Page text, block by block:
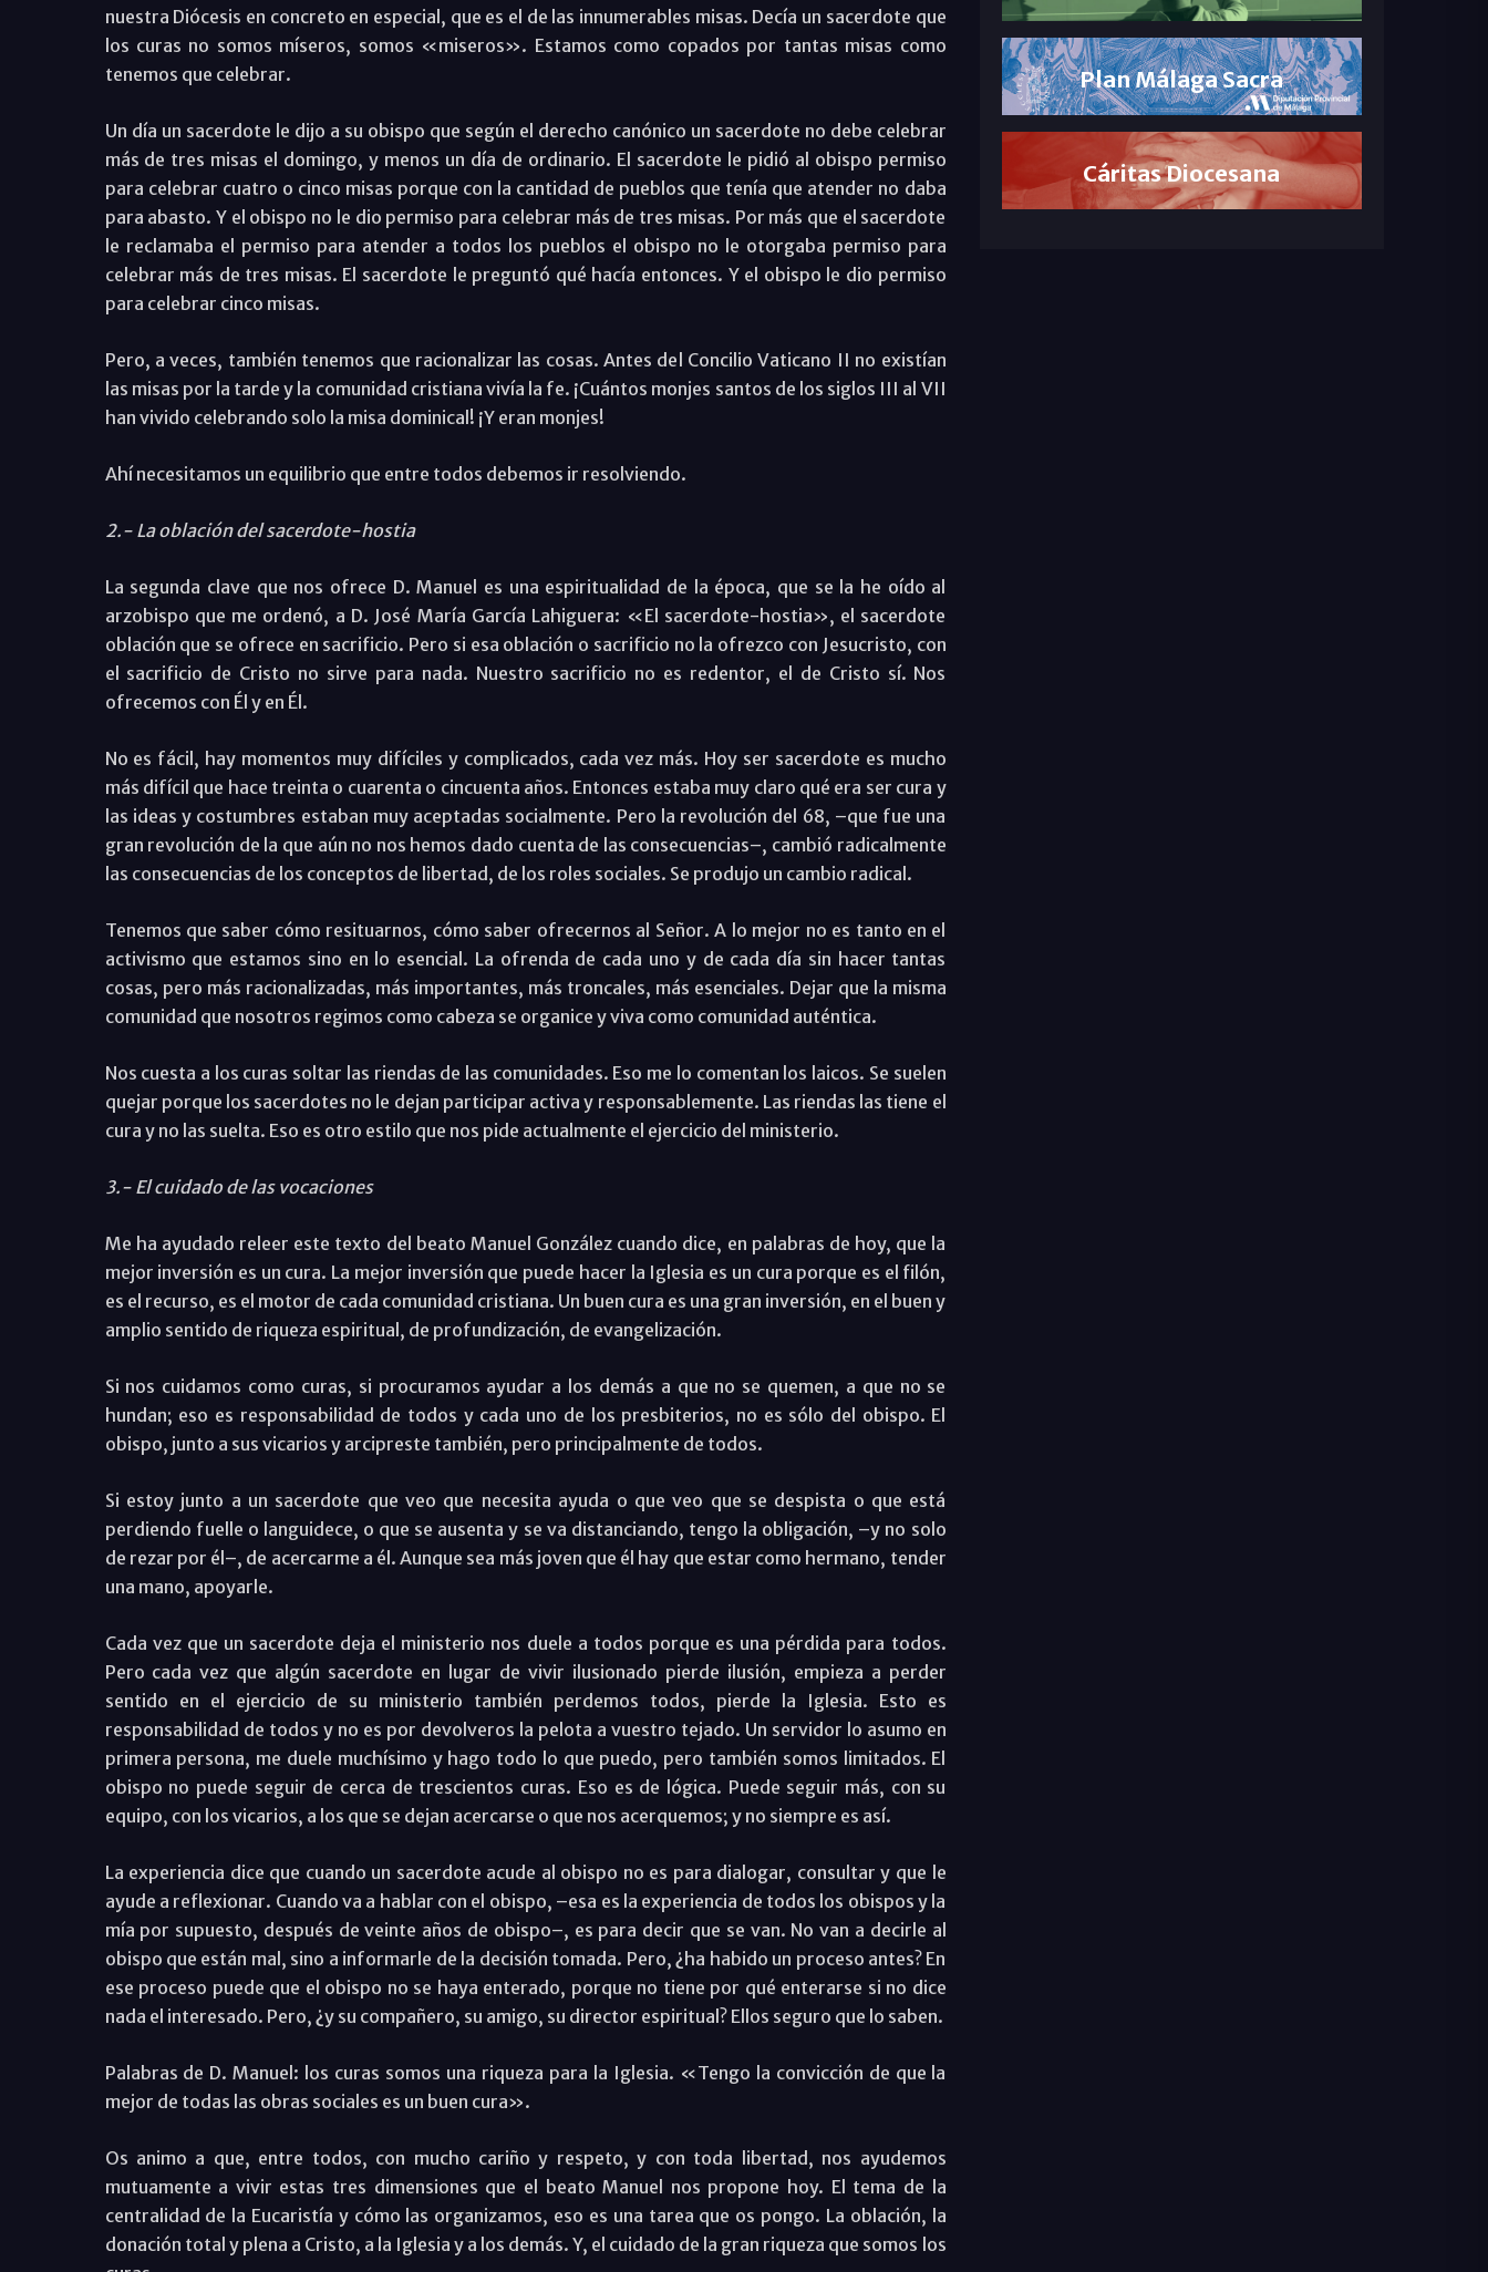
nuestra Diócesis en concreto en especial, que es el de las innumerables misas. Decía un sacerdote que
los curas no somos míseros, somos «miseros». Estamos como copados por tantas misas como
tenemos que celebrar.
Un día un sacerdote le dijo a su obispo que según el derecho canónico un sacerdote no debe celebrar
más de tres misas el domingo, y menos un día de ordinario. El sacerdote le pidió al obispo permiso
para celebrar cuatro o cinco misas porque con la cantidad de pueblos que tenía que atender no daba
para abasto. Y el obispo no le dio permiso para celebrar más de tres misas. Por más que el sacerdote
le reclamaba el permiso para atender a todos los pueblos el obispo no le otorgaba permiso para
celebrar más de tres misas. El sacerdote le preguntó qué hacía entonces. Y el obispo le dio permiso
para celebrar cinco misas.
Pero, a veces, también tenemos que racionalizar las cosas. Antes del Concilio Vaticano II no existían
las misas por la tarde y la comunidad cristiana vivía la fe. ¡Cuántos monjes santos de los siglos III al VII
han vivido celebrando solo la misa dominical! ¡Y eran monjes!
Ahí necesitamos un equilibrio que entre todos debemos ir resolviendo.
2.- La oblación del sacerdote-hostia
La segunda clave que nos ofrece D. Manuel es una espiritualidad de la época, que se la he oído al
arzobispo que me ordenó, a D. José María García Lahiguera: «El sacerdote-hostia», el sacerdote
oblación que se ofrece en sacrificio. Pero si esa oblación o sacrificio no la ofrezco con Jesucristo, con
el sacrificio de Cristo no sirve para nada. Nuestro sacrificio no es redentor, el de Cristo sí. Nos
ofrecemos con Él y en Él.
No es fácil, hay momentos muy difíciles y complicados, cada vez más. Hoy ser sacerdote es mucho
más difícil que hace treinta o cuarenta o cincuenta años. Entonces estaba muy claro qué era ser cura y
las ideas y costumbres estaban muy aceptadas socialmente. Pero la revolución del 68, –que fue una
gran revolución de la que aún no nos hemos dado cuenta de las consecuencias–, cambió radicalmente
las consecuencias de los conceptos de libertad, de los roles sociales. Se produjo un cambio radical.
Tenemos que saber cómo resituarnos, cómo saber ofrecernos al Señor. A lo mejor no es tanto en el
activismo que estamos sino en lo esencial. La ofrenda de cada uno y de cada día sin hacer tantas
cosas, pero más racionalizadas, más importantes, más troncales, más esenciales. Dejar que la misma
comunidad que nosotros regimos como cabeza se organice y viva como comunidad auténtica.
Nos cuesta a los curas soltar las riendas de las comunidades. Eso me lo comentan los laicos. Se suelen
quejar porque los sacerdotes no le dejan participar activa y responsablemente. Las riendas las tiene el
cura y no las suelta. Eso es otro estilo que nos pide actualmente el ejercicio del ministerio.
3.- El cuidado de las vocaciones
Me ha ayudado releer este texto del beato Manuel González cuando dice, en palabras de hoy, que la
mejor inversión es un cura. La mejor inversión que puede hacer la Iglesia es un cura porque es el filón,
es el recurso, es el motor de cada comunidad cristiana. Un buen cura es una gran inversión, en el buen y
amplio sentido de riqueza espiritual, de profundización, de evangelización.
Si nos cuidamos como curas, si procuramos ayudar a los demás a que no se quemen, a que no se
hundan; eso es responsabilidad de todos y cada uno de los presbiterios, no es sólo del obispo. El
obispo, junto a sus vicarios y arcipreste también, pero principalmente de todos.
Si estoy junto a un sacerdote que veo que necesita ayuda o que veo que se despista o que está
perdiendo fuelle o languidece, o que se ausenta y se va distanciando, tengo la obligación, –y no solo
de rezar por él–, de acercarme a él. Aunque sea más joven que él hay que estar como hermano, tender
una mano, apoyarle.
Cada vez que un sacerdote deja el ministerio nos duele a todos porque es una pérdida para todos.
Pero cada vez que algún sacerdote en lugar de vivir ilusionado pierde ilusión, empieza a perder
sentido en el ejercicio de su ministerio también perdemos todos, pierde la Iglesia. Esto es
responsabilidad de todos y no es por devolveros la pelota a vuestro tejado. Un servidor lo asumo en
primera persona, me duele muchísimo y hago todo lo que puedo, pero también somos limitados. El
obispo no puede seguir de cerca de trescientos curas. Eso es de lógica. Puede seguir más, con su
equipo, con los vicarios, a los que se dejan acercarse o que nos acerquemos; y no siempre es así.
La experiencia dice que cuando un sacerdote acude al obispo no es para dialogar, consultar y que le
ayude a reflexionar. Cuando va a hablar con el obispo, –esa es la experiencia de todos los obispos y la
mía por supuesto, después de veinte años de obispo–, es para decir que se van. No van a decirle al
obispo que están mal, sino a informarle de la decisión tomada. Pero, ¿ha habido un proceso antes? En
ese proceso puede que el obispo no se haya enterado, porque no tiene por qué enterarse si no dice
nada el interesado. Pero, ¿y su compañero, su amigo, su director espiritual? Ellos seguro que lo saben.
Palabras de D. Manuel: los curas somos una riqueza para la Iglesia. «Tengo la convicción de que la
mejor de todas las obras sociales es un buen cura».
Os animo a que, entre todos, con mucho cariño y respeto, y con toda libertad, nos ayudemos
mutuamente a vivir estas tres dimensiones que el beato Manuel nos propone hoy. El tema de la
centralidad de la Eucaristía y cómo las organizamos, eso es una tarea que os pongo. La oblación, la
donación total y plena a Cristo, a la Iglesia y a los demás. Y, el cuidado de la gran riqueza que somos los
Plan Málaga Sacra
Cáritas Diocesana